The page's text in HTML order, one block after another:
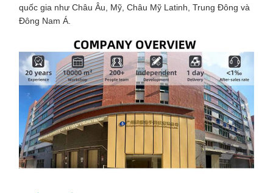
quốc gia như Châu Âu, Mỹ, Châu Mỹ Latinh, Trung Đông và
Đông Nam Á.